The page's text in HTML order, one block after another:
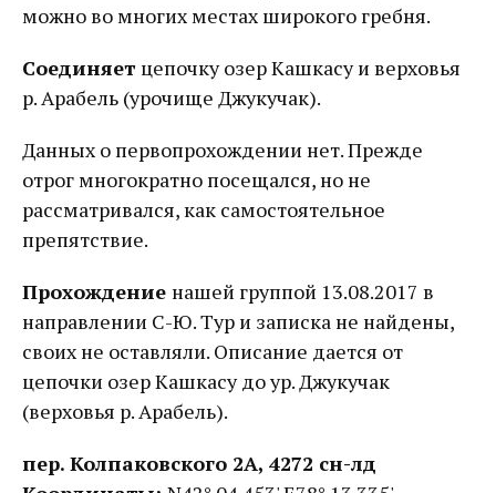
можно во многих местах широкого гребня.
Соединяет цепочку озер Кашкасу и верховья
р. Арабель (урочище Джукучак).
Данных о первопрохождении нет. Прежде
отрог многократно посещался, но не
рассматривался, как самостоятельное
препятствие.
Прохождение нашей группой 13.08.2017 в
направлении С-Ю. Тур и записка не найдены,
своих не оставляли. Описание дается от
цепочки озер Кашкасу до ур. Джукучак
(верховья р. Арабель).
пер. Колпаковского 2А, 4272 сн-лд